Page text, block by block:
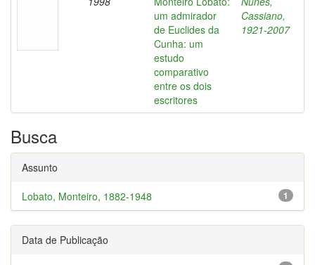
um admirador
de Euclides da
Cunha: um
estudo
comparativo
entre os dois
escritores
Cassiano,
1921-2007
Busca
Assunto
1
Lobato, Monteiro, 1882-1948
Data de Publicação